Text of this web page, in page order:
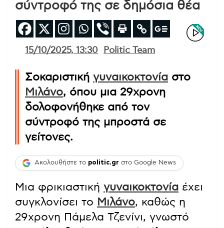
σύντροφό της σε δημόσια θέα
15/10/2025, 13:30 Politic Team
Σοκαριστική γυναικοκτονία στο
Μιλάνο, όπου μια 29χρονη
δολοφονήθηκε από τον
σύντροφό της μπροστά σε
γείτονες.
Ακολουθήστε το politic.gr στο Google News
Μια φρικιαστική γυναικοκτονία έχει
συγκλονίσει το Μιλάνο, καθώς η
29χρονη Πάμελα Τζενίνι, γνωστό